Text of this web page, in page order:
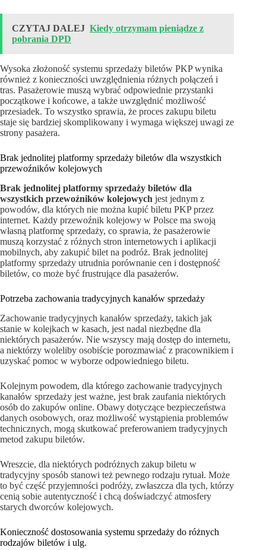
CZYTAJ DALEJ Kiedy otrzymam pieniądze z
pobrania DPD
Wysoka złożoność systemu sprzedaży biletów PKP wynika
również z konieczności uwzględnienia różnych połączeń i
tras. Pasażerowie muszą wybrać odpowiednie przystanki
początkowe i końcowe, a także uwzględnić możliwość
przesiadek. To wszystko sprawia, że proces zakupu biletu
staje się bardziej skomplikowany i wymaga większej uwagi ze
strony pasażera.
Brak jednolitej platformy sprzedaży biletów dla wszystkich
przewoźników kolejowych
Brak jednolitej platformy sprzedaży biletów dla
wszystkich przewoźników kolejowych jest jednym z
powodów, dla których nie można kupić biletu PKP przez
internet. Każdy przewoźnik kolejowy w Polsce ma swoją
własną platformę sprzedaży, co sprawia, że pasażerowie
muszą korzystać z różnych stron internetowych i aplikacji
mobilnych, aby zakupić bilet na podróż. Brak jednolitej
platformy sprzedaży utrudnia porównanie cen i dostępność
biletów, co może być frustrujące dla pasażerów.
Potrzeba zachowania tradycyjnych kanałów sprzedaży
Zachowanie tradycyjnych kanałów sprzedaży, takich jak
stanie w kolejkach w kasach, jest nadal niezbędne dla
niektórych pasażerów. Nie wszyscy mają dostęp do internetu,
a niektórzy woleliby osobiście porozmawiać z pracownikiem i
uzyskać pomoc w wyborze odpowiedniego biletu.
Kolejnym powodem, dla którego zachowanie tradycyjnych
kanałów sprzedaży jest ważne, jest brak zaufania niektórych
osób do zakupów online. Obawy dotyczące bezpieczeństwa
danych osobowych, oraz możliwość wystąpienia problemów
technicznych, mogą skutkować preferowaniem tradycyjnych
metod zakupu biletów.
Wreszcie, dla niektórych podróżnych zakup biletu w
tradycyjny sposób stanowi też pewnego rodzaju rytuał. Może
to być część przyjemności podróży, zwłaszcza dla tych, którzy
cenią sobie autentyczność i chcą doświadczyć atmosfery
starych dworców kolejowych.
Konieczność dostosowania systemu sprzedaży do różnych
rodzajów biletów i ulg.